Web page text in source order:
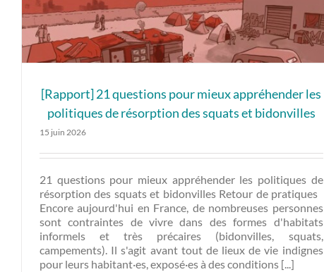
[Rapport] 21 questions pour mieux appréhender les
politiques de résorption des squats et bidonvilles
15 juin 2026
21 questions pour mieux appréhender les politiques de
résorption des squats et bidonvilles Retour de pratiques
Encore aujourd'hui en France, de nombreuses personnes
sont contraintes de vivre dans des formes d'habitats
informels et très précaires (bidonvilles, squats,
campements). Il s'agit avant tout de lieux de vie indignes
pour leurs habitant·es, exposé·es à des conditions [...]